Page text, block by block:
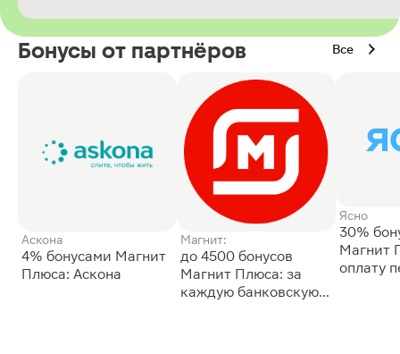
Бонусы от партнёров Все
Аскона
4% бонусами Магнит
Плюса: Аскона
Магнит:
до 4500 бонусов
Магнит Плюса: за
каждую банковскую
Ясно
30%
Магнит
оплату